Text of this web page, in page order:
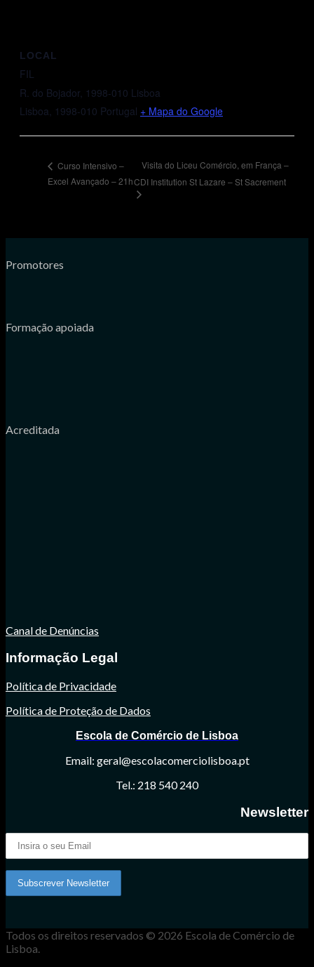
LOCAL
FIL
R. do Bojador, 1998-010 Lisboa
Lisboa 1998-010 Portugal + Mapa do Google
Curso Intensivo –
Excel Avançado – 21h
Visita do Liceu Comércio, em França –
CDI Institution St Lazare – St Sacrement
Promotores
Formação apoiada
Acreditada
Canal de Denúncias
Informação Legal
Política de Privacidade
Política de Proteção de Dados
Escola de Comércio de Lisboa
Email: geral@escolacomerciolisboa.pt
Tel.: 218 540 240
Newsletter
Todos os direitos reservados © 2026 Escola de Comércio de
Lisboa.